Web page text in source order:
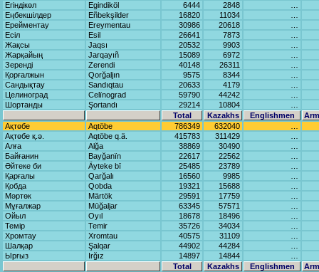
Егіндікөл
Egindiköl 6444 2848
Еңбекшілдер
Eñbekşilder 16820 11034
Ерейментау
Ereymentаu 30986 20618
Есіл
Esil 26641 7873
Жақсы
Jаqsı 20532 9903
Жарқайың
Jаrqаyıñ 15089 6972
Зеренді
Zerendi 40148 26311
Қорғалжын
Qorğаljın 9575 8344
Сандықтау
Sаndıqtаu 20633 4179
Целиноград
Celïnogrаd 59790 44242
Шортанды
Şortаndı 29214 10804
Total
Kazakhs Englishmen
Ақтөбе
Aqtöbe 786349 632040
Ақтөбе қ.ә.
Aqtöbe q.ä. 415783 311429
Алға
Alğа 38869 30490
Байғанин
Bаyğаnïn 22617 22562
Әйтеке би
Äyteke bï 25485 23789
Қарғалы
Qаrğаlı 16560 9985
Қобда
Qobdа 19321 15688
Мәртөк
Märtök 29591 17759
Мұғалжар
Mūğаljаr 63345 57571
Ойыл
Oyıl 18678 18496
Темір
Temir 35726 34034
Хромтау
Xromtаu 40575 31109
Шалқар
Şаlqаr 44902 44284
Ырғыз
Irğız 14897 14844
Total
Kazakhs Englishmen